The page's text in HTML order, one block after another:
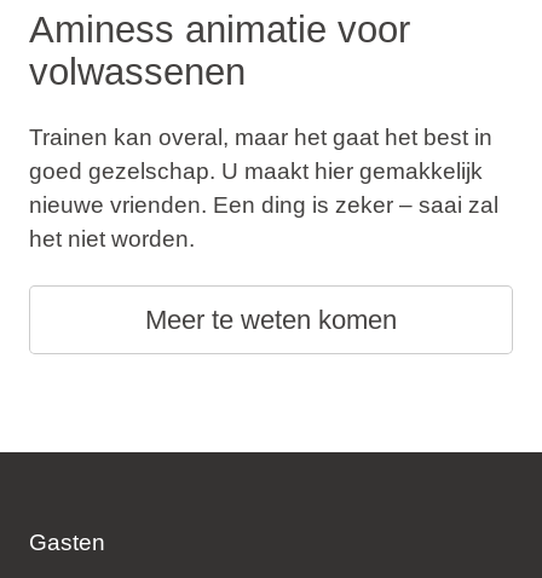
Aminess animatie voor
volwassenen
Trainen kan overal, maar het gaat het best in
goed gezelschap. U maakt hier gemakkelijk
nieuwe vrienden. Een ding is zeker – saai zal
het niet worden.
Meer te weten komen
Gasten